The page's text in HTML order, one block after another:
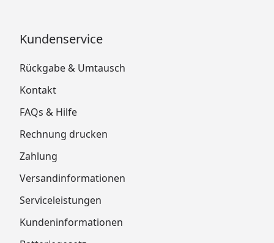
Kundenservice
Rückgabe & Umtausch
Kontakt
FAQs & Hilfe
Rechnung drucken
Zahlung
Versandinformationen
Serviceleistungen
Kundeninformationen